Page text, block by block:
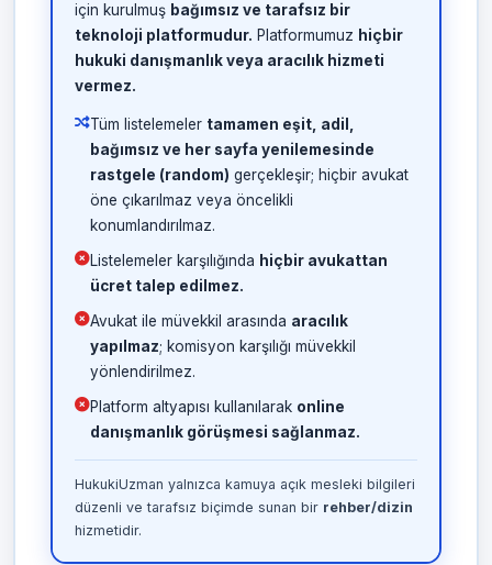
için kurulmuş bağımsız ve tarafsız bir
teknoloji platformudur. Platformumuz hiçbir
hukuki danışmanlık veya aracılık hizmeti
vermez.
Tüm listelemeler tamamen eşit, adil,
bağımsız ve her sayfa yenilemesinde
rastgele (random) gerçekleşir; hiçbir avukat
öne çıkarılmaz veya öncelikli
konumlandırılmaz.
Listelemeler karşılığında hiçbir avukattan
ücret talep edilmez.
Avukat ile müvekkil arasında aracılık
yapılmaz; komisyon karşılığı müvekkil
yönlendirilmez.
Platform altyapısı kullanılarak online
danışmanlık görüşmesi sağlanmaz.
HukukiUzman yalnızca kamuya açık mesleki bilgileri
düzenli ve tarafsız biçimde sunan bir rehber/dizin
hizmetidir.